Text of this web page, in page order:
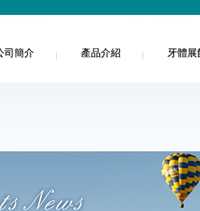
司簡介 產品介紹 牙體展